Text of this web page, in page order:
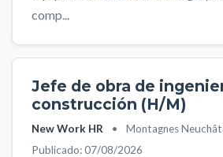
comp...
Jefe de obra de
construcción (H/M)
New Work HR •
Montagnes
Publicado: 07/08/2026